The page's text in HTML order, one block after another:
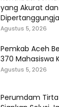
yang Akurat
Agustus 5, 2026
Pemkab Aceh
370 Mahasiswa
Agustus 5, 2026
Perumdam